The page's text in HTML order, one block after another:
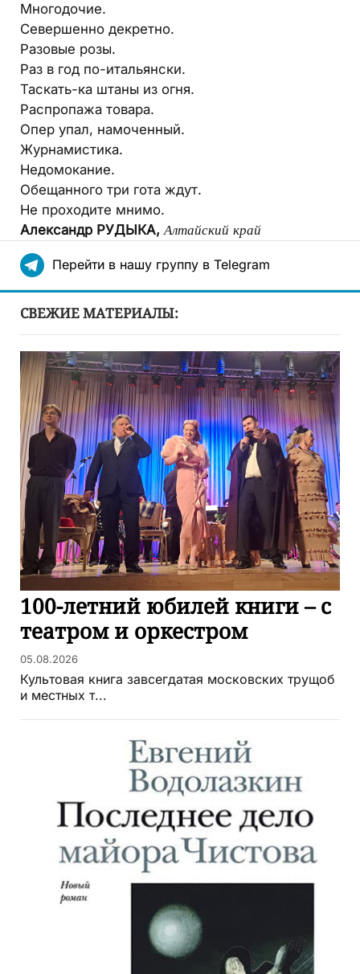
Многодочие.
Севершенно декретно.
Разовые розы.
Раз в год по-итальянски.
Таскать-ка штаны из огня.
Распропажа товара.
Опер упал, намоченный.
Журнамистика.
Недомокание.
Обещанного три гота ждут.
Не проходите мнимо.
Александр РУДЫКА, Алтайский край
Перейти в нашу группу в Telegram
СВЕЖИЕ МАТЕРИАЛЫ:
100-летний юбилей книги – с
театром и оркестром
05.08.2026
Культовая книга завсегдатая московских трущоб
и местных т...